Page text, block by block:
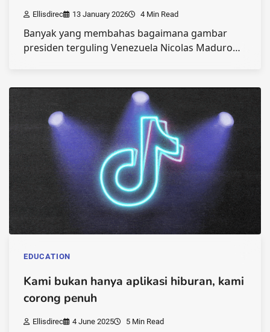
Ellisdirec 13 January 2026 4 Min Read
Banyak yang membahas bagaimana gambar
presiden terguling Venezuela Nicolas Maduro…
EDUCATION
Kami bukan hanya aplikasi hiburan, kami
corong penuh
Ellisdirec 4 June 2025 5 Min Read